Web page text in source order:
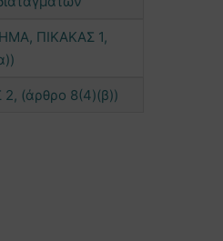
ΠΙΚΑΚΑΣ 1,
(άρθρο 8(4)(β))